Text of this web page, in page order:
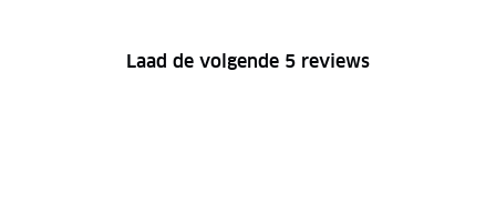
Laad de volgende 5 reviews